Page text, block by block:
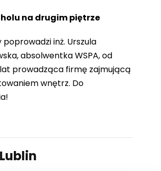
holu na drugim piętrze
inż. Urszula
absolwentka WSPA, od
prowadząca firmę zajmującą
wnętrz. Do